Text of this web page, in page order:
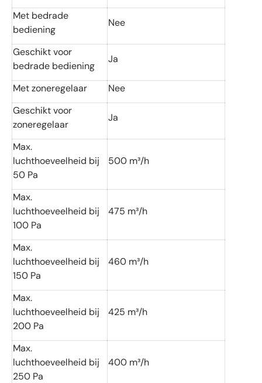
Met bedrade
bediening
Nee
Geschikt voor
bedrade bediening
Ja
Met zoneregelaar
Nee
Geschikt voor
zoneregelaar
Ja
Max.
luchthoeveelheid bij
50 Pa
500 m³/h
Max.
luchthoeveelheid bij
100 Pa
475 m³/h
Max.
luchthoeveelheid bij
150 Pa
460 m³/h
Max.
luchthoeveelheid bij
200 Pa
425 m³/h
Max.
luchthoeveelheid bij
250 Pa
400 m³/h